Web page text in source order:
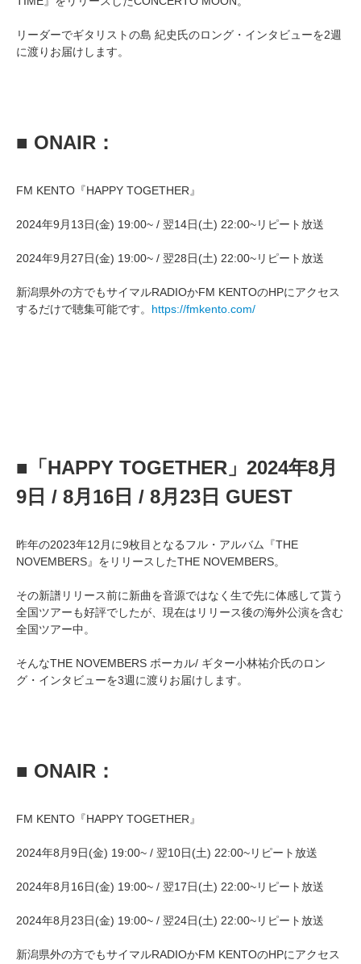
リーダーでギタリストの島 紀史氏のロング・インタビューを2週
に渡りお届けします。
■ ONAIR：
FM KENTO『HAPPY TOGETHER』
2024年9月13日(金) 19:00~ / 翌14日(土) 22:00~リピート放送
2024年9月27日(金) 19:00~ / 翌28日(土) 22:00~リピート放送
新潟県外の方でもサイマルRADIOかFM KENTOのHPにアクセス
するだけで聴集可能です。 https://fmkento.com/
■「HAPPY TOGETHER」2024年8月
9日 / 8月16日 / 8月23日 GUEST
昨年の2023年12月に9枚目となるフル・アルバム『THE
NOVEMBERS』をリリースしたTHE NOVEMBERS。
その新譜リリース前に新曲を音源ではなく生で先に体感して貰う
全国ツアーも好評でしたが、現在はリリース後の海外公演を含む
全国ツアー中。
そんなTHE NOVEMBERS ボーカル/ ギター小林祐介氏のロン
グ・インタビューを3週に渡りお届けします。
■ ONAIR：
FM KENTO『HAPPY TOGETHER』
2024年8月9日(金) 19:00~ / 翌10日(土) 22:00~リピート放送
2024年8月16日(金) 19:00~ / 翌17日(土) 22:00~リピート放送
2024年8月23日(金) 19:00~ / 翌24日(土) 22:00~リピート放送
新潟県外の方でもサイマルRADIOかFM KENTOのHPにアクセス